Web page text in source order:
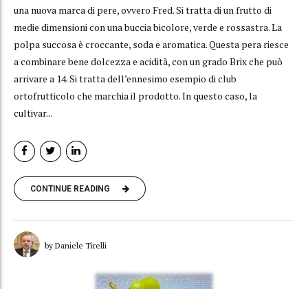
una nuova marca di pere, ovvero Fred. Si tratta di un frutto di
medie dimensioni con una buccia bicolore, verde e rossastra. La
polpa succosa è croccante, soda e aromatica. Questa pera riesce
a combinare bene dolcezza e acidità, con un grado Brix che può
arrivare a 14. Si tratta dell’ennesimo esempio di club
ortofrutticolo che marchia il prodotto. In questo caso, la
cultivar...
CONTINUE READING
by Daniele Tirelli